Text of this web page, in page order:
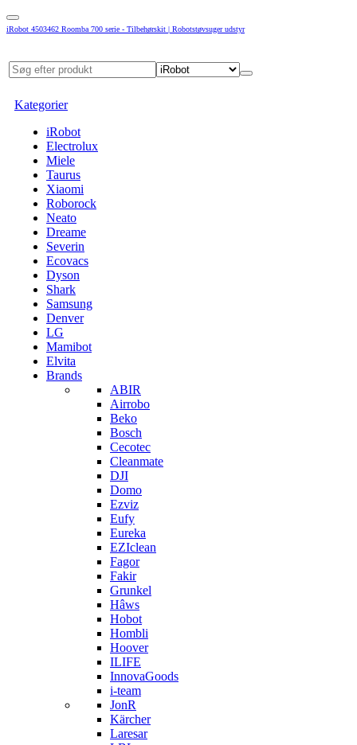
iRobot 4503462 Roomba 700 serie - Tilbehørskit | Robotstøvsuger udstyr
Kategorier
iRobot
Electrolux
Miele
Taurus
Xiaomi
Roborock
Neato
Dreame
Severin
Ecovacs
Dyson
Shark
Samsung
Denver
LG
Mamibot
Elvita
Brands
ABIR
Airrobo
Beko
Bosch
Cecotec
Cleanmate
DJI
Domo
Ezviz
Eufy
Eureka
EZIclean
Fagor
Fakir
Grunkel
Hâws
Hobot
Hombli
Hoover
ILIFE
InnovaGoods
i-team
JonR
Kärcher
Laresar